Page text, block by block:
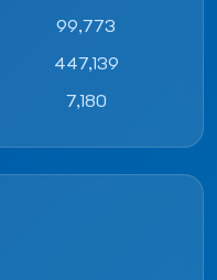
99,773
447,139
7,180